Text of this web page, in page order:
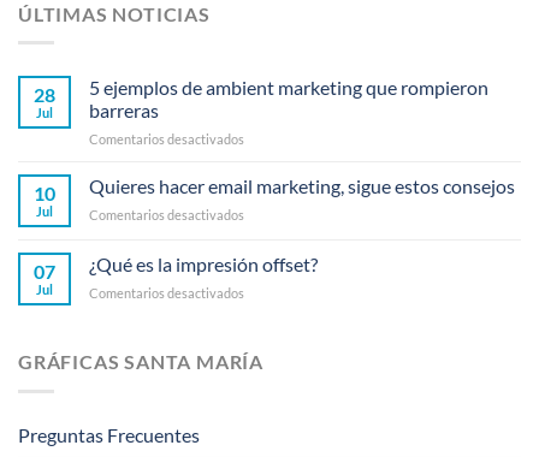
ÚLTIMAS NOTICIAS
28
Jul
5 ejemplos de ambient marketing que rompieron
barreras
Comentarios desactivados
ejemplos
ambient
que
barreras
10
Jul
Quieres hacer email marketing, sigue estos consejos
Comentarios desactivados
email
marketing,
consejos
07
Jul
¿Qué es la impresión offset?
Comentarios desactivados
la
impresión
GRÁFICAS SANTA MARÍA
Preguntas Frecuentes